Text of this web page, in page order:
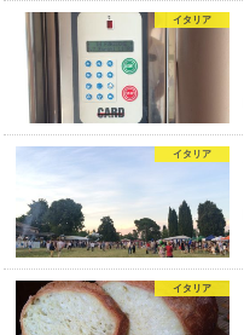
イタリア
イタリア
イタリア